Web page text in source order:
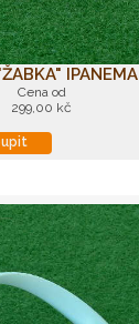
IPANEMA
Cena od
299,00 kč